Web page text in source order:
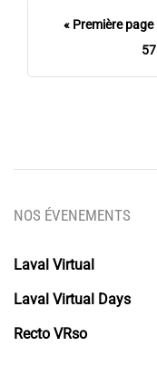
« Première page
57
NOS ÉVENEMENTS
Laval Virtual
Laval Virtual Days
Recto VRso